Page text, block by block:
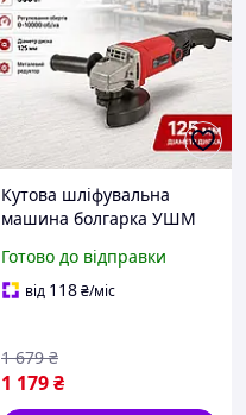
Кутова шліфувальна
машина болгарка УШМ
950 Вт регулювання
обертів для різання
Готово до відправки
від 118₴/міс
1 179₴
1 679 ₴